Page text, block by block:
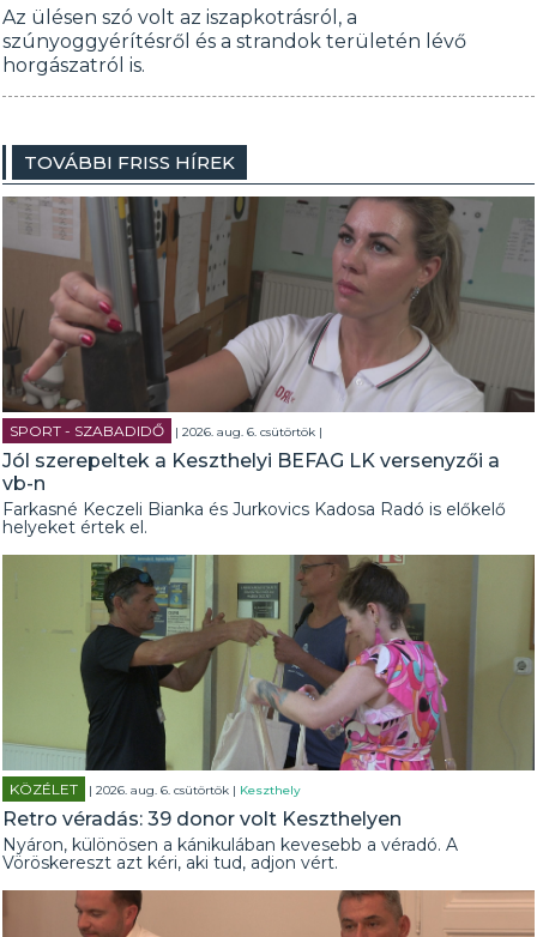
Az ülésen szó volt az iszapkotrásról, a
szúnyoggyérítésről és a strandok területén lévő
horgászatról is.
TOVÁBBI FRISS HÍREK
SPORT - SZABADIDŐ | 2026. aug. 6. csütörtök |
Jól szerepeltek a Keszthelyi BEFAG LK versenyzői a
vb-n
Farkasné Keczeli Bianka és Jurkovics Kadosa Radó is előkelő
helyeket értek el.
KÖZÉLET | 2026. aug. 6. csütörtök | Keszthely
Retro véradás: 39 donor volt Keszthelyen
Nyáron, különösen a kánikulában kevesebb a véradó. A
Vöröskereszt azt kéri, aki tud, adjon vért.